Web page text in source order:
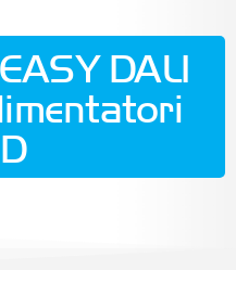
DALI